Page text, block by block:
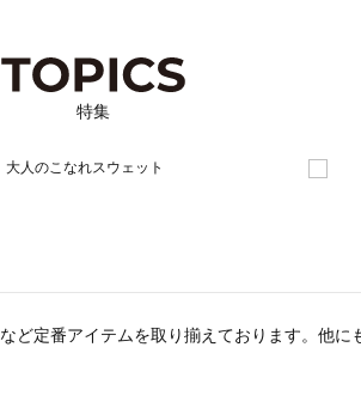
特集
など定番アイテムを取り揃えております。他に